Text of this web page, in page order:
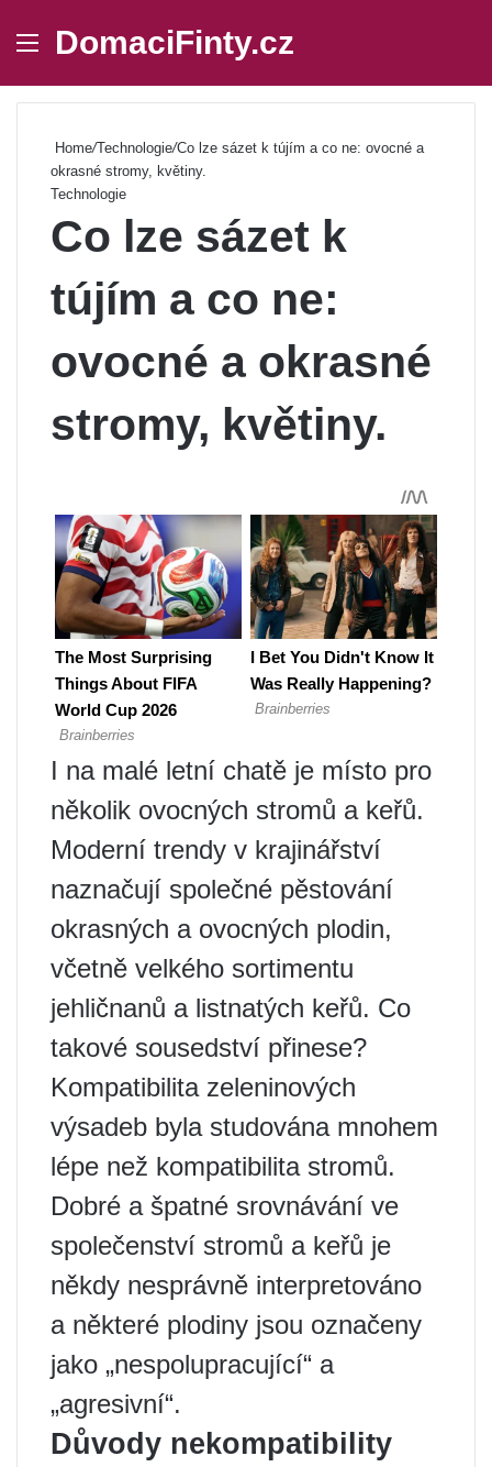
Menu
DomaciFinty.cz
Home/Technologie/Co lze sázet k tújím a co ne: ovocné a
okrasné stromy, květiny.
Technologie
Co lze sázet k
tújím a co ne:
ovocné a okrasné
stromy, květiny.
I na malé letní chatě je místo pro
několik ovocných stromů a keřů.
Moderní trendy v krajinářství
naznačují společné pěstování
okrasných a ovocných plodin,
včetně velkého sortimentu
jehličnanů a listnatých keřů. Co
takové sousedství přinese?
Kompatibilita zeleninových
výsadeb byla studována mnohem
lépe než kompatibilita stromů.
Dobré a špatné srovnávání ve
společenství stromů a keřů je
někdy nesprávně interpretováno
a některé plodiny jsou označeny
jako „nespolupracující“ a
„agresivní“.
Důvody nekompatibility